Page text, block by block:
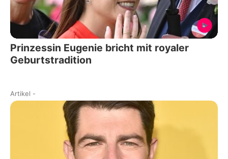
Prinzessin Eugenie bricht mit royaler
Geburtstradition
Artikel -